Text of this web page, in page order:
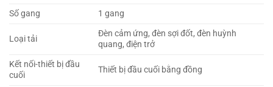
Số gang 1 gang
Loại tải
Đèn cảm ứng, đèn sợi đốt, đèn huỳnh
quang, điện trở
Kết nối-thiết bị đầu
cuối
Thiết bị đầu cuối bằng đồng